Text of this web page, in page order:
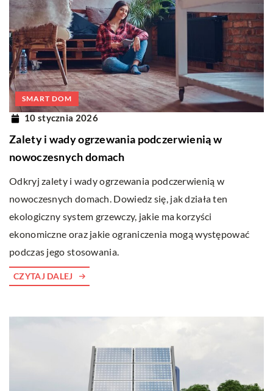
SMART DOM
10 stycznia 2026
Zalety i wady ogrzewania podczerwienią w
nowoczesnych domach
Odkryj zalety i wady ogrzewania podczerwienią w
nowoczesnych domach. Dowiedz się, jak działa ten
ekologiczny system grzewczy, jakie ma korzyści
ekonomiczne oraz jakie ograniczenia mogą występować
podczas jego stosowania.
CZYTAJ DALEJ